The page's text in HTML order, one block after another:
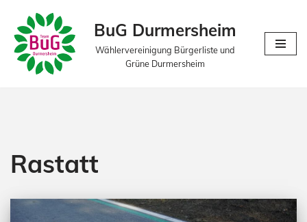
Zum
Inhalt
springen
BuG Durmersheim
Wählervereinigung Bürgerliste und
Grüne Durmersheim
Rastatt